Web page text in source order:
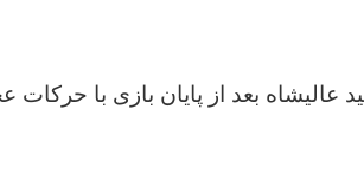
عالیشاه بعد از پایان بازی با